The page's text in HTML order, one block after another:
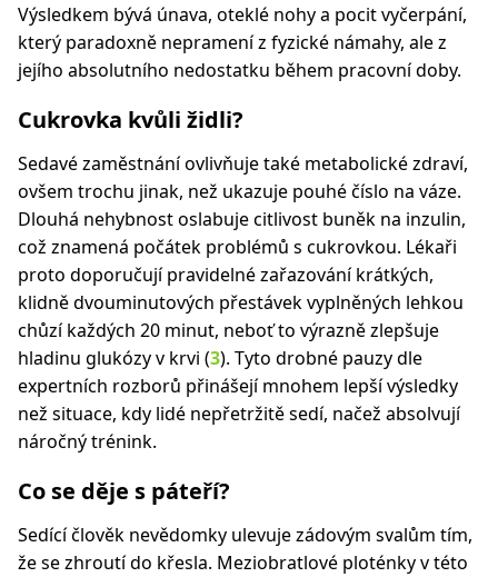
Výsledkem bývá únava, oteklé nohy a pocit vyčerpání,
který paradoxně nepramení z fyzické námahy, ale z
jejího absolutního nedostatku během pracovní doby.
Cukrovka kvůli židli?
Sedavé zaměstnání ovlivňuje také metabolické zdraví,
ovšem trochu jinak, než ukazuje pouhé číslo na váze.
Dlouhá nehybnost oslabuje citlivost buněk na inzulin,
což znamená počátek problémů s cukrovkou. Lékaři
proto doporučují pravidelné zařazování krátkých,
klidně dvouminutových přestávek vyplněných lehkou
chůzí každých 20 minut, neboť to výrazně zlepšuje
hladinu glukózy v krvi (3). Tyto drobné pauzy dle
expertních rozborů přinášejí mnohem lepší výsledky
než situace, kdy lidé nepřetržitě sedí, načež absolvují
náročný trénink.
Co se děje s páteří?
Sedící člověk nevědomky ulevuje zádovým svalům tím,
že se zhroutí do křesla. Meziobratlové ploténky v této